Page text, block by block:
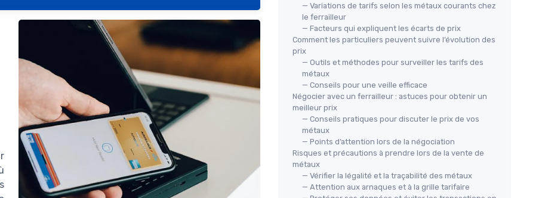
— Variations de tarifs selon les métaux courants chez
le ferrailleur
— Facteurs qui expliquent les écarts de prix
Comment les particuliers peuvent suivre l’évolution des
prix
— Outils et méthodes pour surveiller les tarifs des
métaux
— Conseils pour une veille efficace
Négocier avec un ferrailleur : astuces pour obtenir un
meilleur prix
— Conseils pratiques pour discuter le prix de vos
métaux
— Points d’attention lors de la négociation
Risques et précautions à prendre lors de la vente de
métaux
— Vérifier la légalité et la traçabilité des métaux
— Attention aux arnaques et à la grille tarifaire